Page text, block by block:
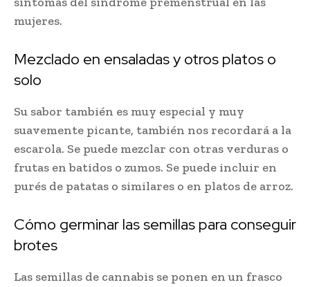
mujeres.
Mezclado en ensaladas y otros platos o
solo
Su sabor también es muy especial y muy
suavemente picante, también nos recordará a la
escarola. Se puede mezclar con otras verduras o
frutas en batidos o zumos. Se puede incluir en
purés de patatas o similares o en platos de arroz.
Cómo germinar las semillas para conseguir
brotes
Las semillas de cannabis se ponen en un frasco